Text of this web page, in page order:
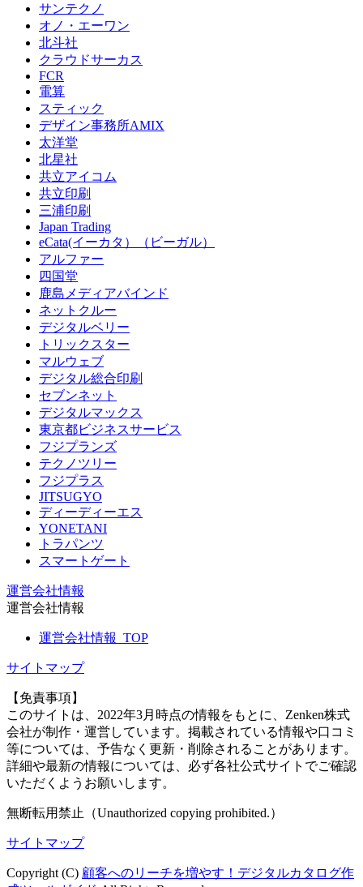
サンテクノ
オノ・エーワン
北斗社
クラウドサーカス
FCR
電算
スティック
デザイン事務所AMIX
太洋堂
北星社
共立アイコム
共立印刷
三浦印刷
Japan Trading
eCata(イーカタ）（ビーガル）
アルファー
四国堂
鹿島メディアバインド
ネットクルー
デジタルベリー
トリックスター
マルウェブ
デジタル総合印刷
セブンネット
デジタルマックス
東京都ビジネスサービス
フジプランズ
テクノツリー
フジプラス
JITSUGYO
ディーディーエス
YONETANI
トラパンツ
スマートゲート
運営会社情報
運営会社情報
運営会社情報_TOP
サイトマップ
【免責事項】
このサイトは、2022年3月時点の情報をもとに、Zenken株式
会社が制作・運営しています。掲載されている情報や口コミ
等については、予告なく更新・削除されることがあります。
詳細や最新の情報については、必ず各社公式サイトでご確認
いただくようお願いします。
無断転用禁止（Unauthorized copying prohibited.）
サイトマップ
Copyright (C) 顧客へのリーチを増やす！デジタルカタログ作